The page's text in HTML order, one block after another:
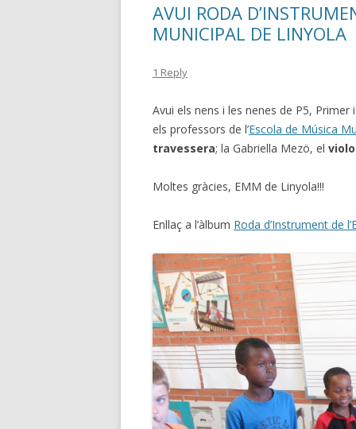
AVUI RODA
MUNICIPAL DE LINYOLA
1 Reply
Avui els nens i les nenes de P5,
els professors de l’Escola de Música
travessera; la Gabriella Mezö, el
Moltes gràcies, EMM de Linyola!!!
Enllaç a l’àlbum Roda d’Instrument de